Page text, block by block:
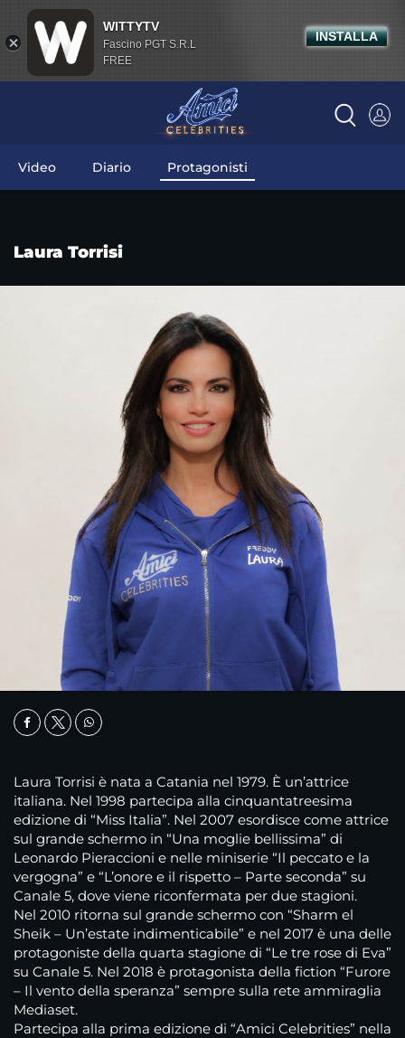
Video Diario Protagonisti
Laura Torrisi
Laura Torrisi è nata a Catania nel 1979. È un’attrice
italiana. Nel 1998 partecipa alla cinquantatreesima
edizione di “Miss Italia”. Nel 2007 esordisce come attrice
sul grande schermo in “Una moglie bellissima” di
Leonardo Pieraccioni e nelle miniserie “Il peccato e la
vergogna” e “L’onore e il rispetto – Parte seconda” su
Canale 5, dove viene riconfermata per due stagioni.
Nel 2010 ritorna sul grande schermo con “Sharm el
Sheik – Un’estate indimenticabile” e nel 2017 è una delle
protagoniste della quarta stagione di “Le tre rose di Eva”
su Canale 5. Nel 2018 è protagonista della fiction “Furore
– Il vento della speranza” sempre sulla rete ammiraglia
Mediaset.
Partecipa alla prima edizione di “Amici Celebrities” nella
WITTYTV
Fascino PGT S.R.L
FREE
INSTALLA